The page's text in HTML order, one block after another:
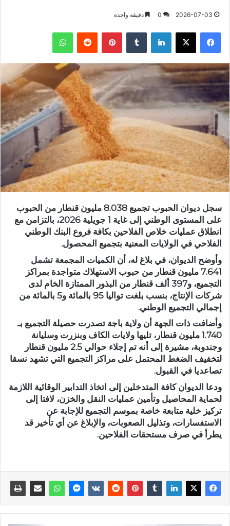
2026-07-03
0 دقيقة واحدة
فيسبوك X لينكدإن بينتيريست واتساب
سجل ديوان الحبوب تجميع 8.038 مليون قنطار من الحبوب
على المستوى الوطني إلى غاية 1 جويلية 2026، بالتزامن مع
انطلاق عمليات خلاص الفلاحين بكافة فروع البنك الوطني
الفلاحي في الولايات المعنية بتجميع المحصول.
وأوضح الديوان، في بلاغ له، أن الكميات المجمعة تشمل
7.641 مليون قنطار من حبوب الاستهلاك متواجدة بمراكز
التجميع، و397 ألف قنطار من البذور الممتازة الخام لدى
شركات الإنتاج، بنسب بلغت تواليا 95 بالمائة و5 بالمائة من
إجمالي التجميع الوطني.
وأضافت ذات الجهة أن ولاية باجة تصدرت حصيلة التجميع بـ
1.740 مليون قنطار، تليها ولايات الكاف وبنزرت وسليانة
وجندوبة، مشيرة إلى أنه تم إجلاء حوالي 2.5 مليون قنطار
لتخفيف الضغط المحتمل على مراكز التجميع التي تشهد نسقا
تصاعديا في القبول.
ودعا الديوان كافة المتدخلين إلى اتخاذ التدابير الوقائية اللازمة
لحماية المحاصيل وتأمين عمليات النقل والخزن، لافتا إلى
تركيز خلية متابعة خاصة بموسم التجميع للإجابة عن
الاستفسارات، وتذليل الصعوبات، والإبلاغ عن أي تأخير قد
يطرأ في صرف مستحقات الفلاحين.